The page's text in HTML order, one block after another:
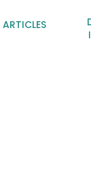
ARTICLES